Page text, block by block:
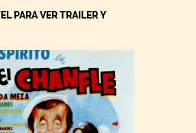
PARA VER TRAILER Y